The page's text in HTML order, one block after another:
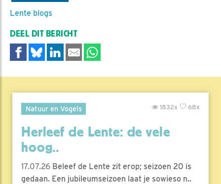
Lente blogs
DEEL DIT BERICHT
Natuur en Vogels 68x
1832x
Herleef de Lente: de vele
hoog..
17.07.26 Beleef de Lente zit erop; seizoen 20 is
gedaan. Een jubileumseizoen laat je sowieso n..